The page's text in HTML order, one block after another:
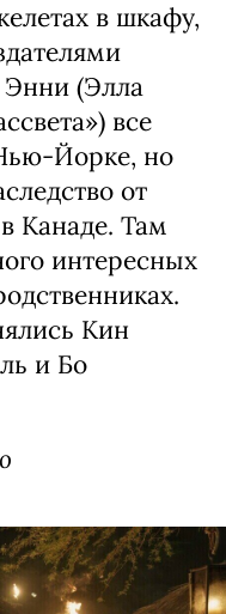
в шкафу,
(Элла
все
Йорке, но
от
Канаде. Там
интересных
Кин
и Бо